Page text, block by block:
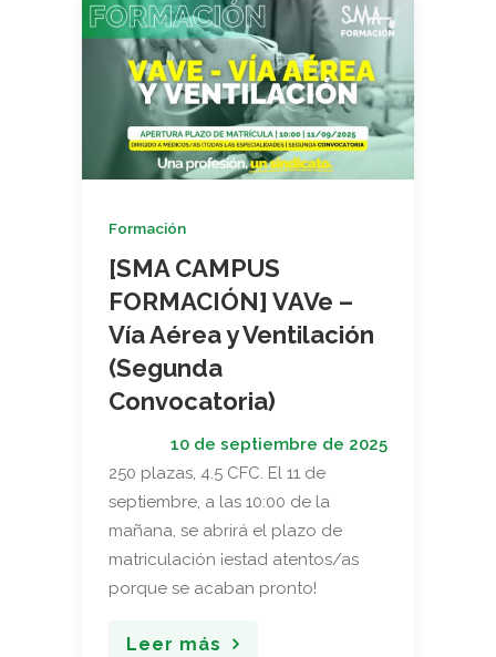
Formación
[SMA CAMPUS
FORMACIÓN] VAVe –
Vía Aérea y Ventilación
(Segunda
Convocatoria)
10 de septiembre de 2025
250 plazas, 4.5 CFC. El 11 de
septiembre, a las 10:00 de la
mañana, se abrirá el plazo de
matriculación ¡estad atentos/as
porque se acaban pronto!
Leer más